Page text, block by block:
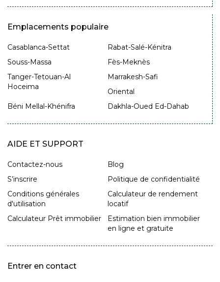
Emplacements populaire
Casablanca-Settat
Rabat-Salé-Kénitra
Souss-Massa
Fès-Meknès
Tanger-Tetouan-Al
Hoceima
Marrakesh-Safi
Oriental
Béni Mellal-Khénifra
Dakhla-Oued Ed-Dahab
AIDE ET SUPPORT
Contactez-nous
Blog
S’inscrire
Politique de confidentialité
Conditions générales
d'utilisation
Calculateur de rendement
locatif
Calculateur Prêt immobilier
Estimation bien immobilier
en ligne et gratuite
Entrer en contact